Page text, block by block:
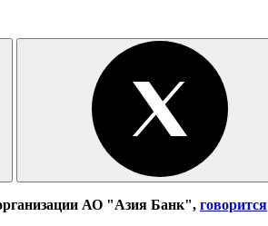
организации АО "Азия Банк", говорится